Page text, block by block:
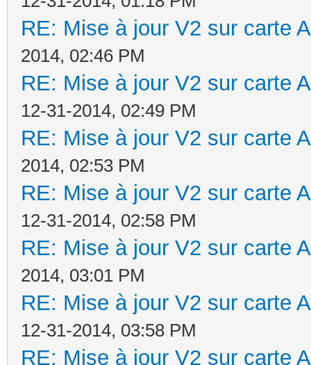
RE: Mise à jour V2 sur carte
2014, 02:46 PM
RE: Mise à jour V2 sur carte
12-31-2014, 02:49 PM
RE: Mise à jour V2 sur carte
2014, 02:53 PM
RE: Mise à jour V2 sur carte
12-31-2014, 02:58 PM
RE: Mise à jour V2 sur carte
2014, 03:01 PM
RE: Mise à jour V2 sur carte
12-31-2014, 03:58 PM
RE: Mise à jour V2 sur carte